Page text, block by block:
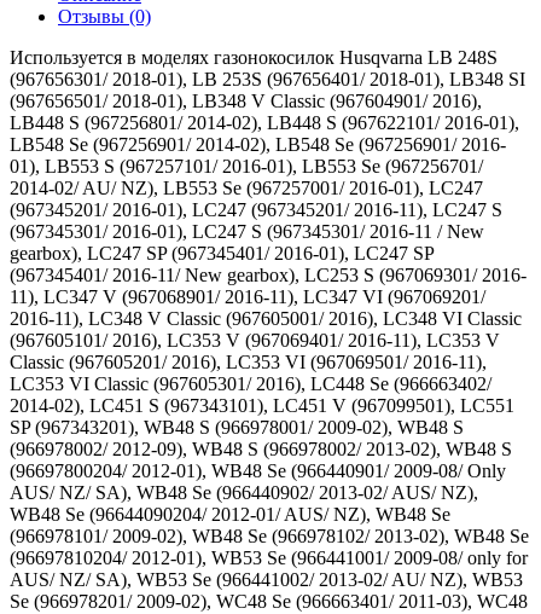
Отзывы (0)
Используется в моделях газонокосилок Husqvarna LB 248S
(967656301/ 2018-01), LB 253S (967656401/ 2018-01), LB348 SI
(967656501/ 2018-01), LB348 V Classic (967604901/ 2016),
LB448 S (967256801/ 2014-02), LB448 S (967622101/ 2016-01),
LB548 Se (967256901/ 2014-02), LB548 Se (967256901/ 2016-
01), LB553 S (967257101/ 2016-01), LB553 Se (967256701/
2014-02/ AU/ NZ), LB553 Se (967257001/ 2016-01), LC247
(967345201/ 2016-01), LC247 (967345201/ 2016-11), LC247 S
(967345301/ 2016-01), LC247 S (967345301/ 2016-11 / New
gearbox), LC247 SP (967345401/ 2016-01), LC247 SP
(967345401/ 2016-11/ New gearbox), LC253 S (967069301/ 2016-
11), LC347 V (967068901/ 2016-11), LC347 VI (967069201/
2016-11), LC348 V Classic (967605001/ 2016), LC348 VI Classic
(967605101/ 2016), LC353 V (967069401/ 2016-11), LC353 V
Classic (967605201/ 2016), LC353 VI (967069501/ 2016-11),
LC353 VI Classic (967605301/ 2016), LC448 Se (966663402/
2014-02), LC451 S (967343101), LC451 V (967099501), LC551
SP (967343201), WB48 S (966978001/ 2009-02), WB48 S
(966978002/ 2012-09), WB48 S (966978002/ 2013-02), WB48 S
(96697800204/ 2012-01), WB48 Se (966440901/ 2009-08/ Only
AUS/ NZ/ SA), WB48 Se (966440902/ 2013-02/ AUS/ NZ),
WB48 Se (96644090204/ 2012-01/ AUS/ NZ), WB48 Se
(966978101/ 2009-02), WB48 Se (966978102/ 2013-02), WB48 Se
(96697810204/ 2012-01), WB53 Se (966441001/ 2009-08/ only for
AUS/ NZ/ SA), WB53 Se (966441002/ 2013-02/ AU/ NZ), WB53
Se (966978201/ 2009-02), WC48 Se (966663401/ 2011-03), WC48